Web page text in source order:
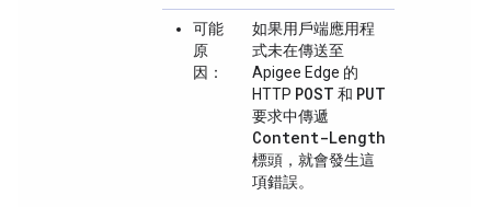
可能
原
因：
如果用戶端應用程
式未在傳送至
Apigee Edge 的
HTTP POST 和 PUT
要求中傳遞
Content-Length
標頭，就會發生這
項錯誤。